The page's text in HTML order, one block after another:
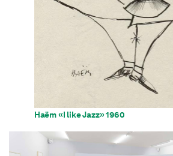
Haëm «I like Jazz» 1960